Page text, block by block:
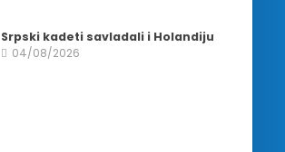
Srpski kadeti savladali i Holandiju
04/08/2026